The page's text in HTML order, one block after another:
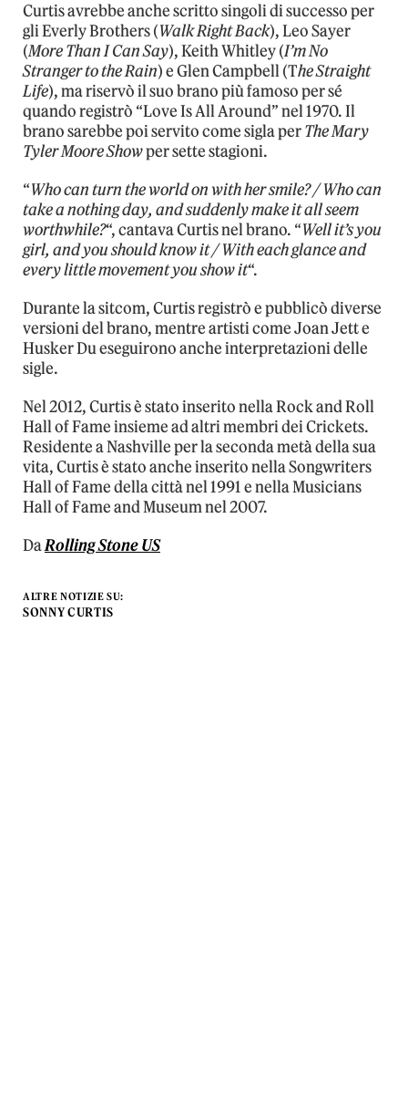
Curtis avrebbe anche scritto singoli di successo per
gli Everly Brothers (Walk Right Back), Leo Sayer
(More Than I Can Say), Keith Whitley (I’m No
Stranger to the Rain) e Glen Campbell (The Straight
Life), ma riservò il suo brano più famoso per sé
quando registrò “Love Is All Around” nel 1970. Il
brano sarebbe poi servito come sigla perThe Mary
Tyler Moore Showper sette stagioni.
“Who can turn the world on with her smile? / Who can
take a nothing day, and suddenly make it all seem
worthwhile?“, cantava Curtis nel brano. “Well it’s you
girl, and you should know it / With each glance and
every little movement you show it“.
Durante la sitcom, Curtis registrò e pubblicò diverse
versioni del brano, mentre artisti come Joan Jett e
Husker Du eseguirono anche interpretazioni delle
sigle.
Nel 2012, Curtis è stato inserito nella Rock and Roll
Hall of Fame insieme ad altri membri dei Crickets.
Residente a Nashville per la seconda metà della sua
vita, Curtis è stato anche inserito nella Songwriters
Hall of Fame della città nel 1991 e nella Musicians
Hall of Fame and Museum nel 2007.
DaRolling Stone US
ALTRE NOTIZIE SU:
SONNY CURTIS